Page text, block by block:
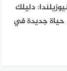
دليلك
حياة جديدة في